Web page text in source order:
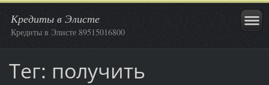
Кредиты в Элисте
Кредиты в Элисте 89515016800
Тег: получить